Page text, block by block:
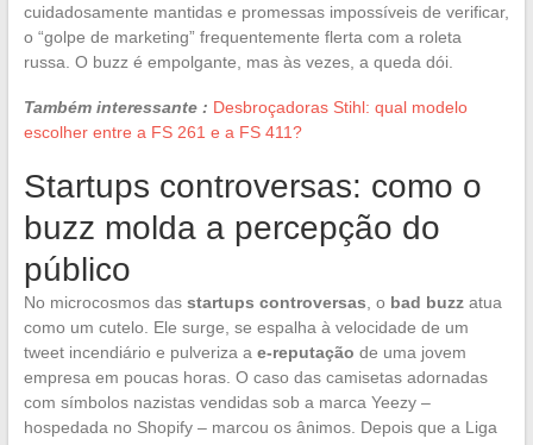
cuidadosamente mantidas e promessas impossíveis de verificar,
o “golpe de marketing” frequentemente flerta com a roleta
russa. O buzz é empolgante, mas às vezes, a queda dói.
Também interessante : Desbroçadoras Stihl: qual modelo
escolher entre a FS 261 e a FS 411?
Startups controversas: como o
buzz molda a percepção do
público
No microcosmos das startups controversas , o bad buzzatua
como um cutelo. Ele surge, se espalha à velocidade de um
tweet incendiário e pulveriza a e-reputação de uma jovem
empresa em poucas horas. O caso das camisetas adornadas
com símbolos nazistas vendidas sob a marca Yeezy –
hospedada no Shopify – marcou os ânimos. Depois que a Liga